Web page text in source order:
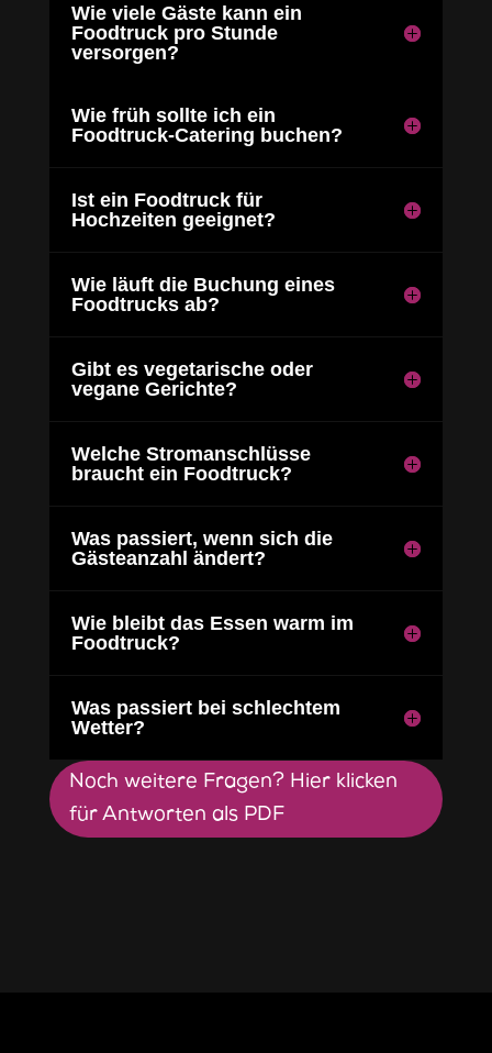
Wie viele Gäste kann ein
Foodtruck pro Stunde
versorgen?
Wie früh sollte ich ein
Foodtruck-Catering buchen?
Ist ein Foodtruck für
Hochzeiten geeignet?
Wie läuft die Buchung eines
Foodtrucks ab?
Gibt es vegetarische oder
vegane Gerichte?
Welche Stromanschlüsse
braucht ein Foodtruck?
Was passiert, wenn sich die
Gästeanzahl ändert?
Wie bleibt das Essen warm im
Foodtruck?
Was passiert bei schlechtem
Wetter?
Noch weitere Fragen? Hier klicken
für Antworten als PDF